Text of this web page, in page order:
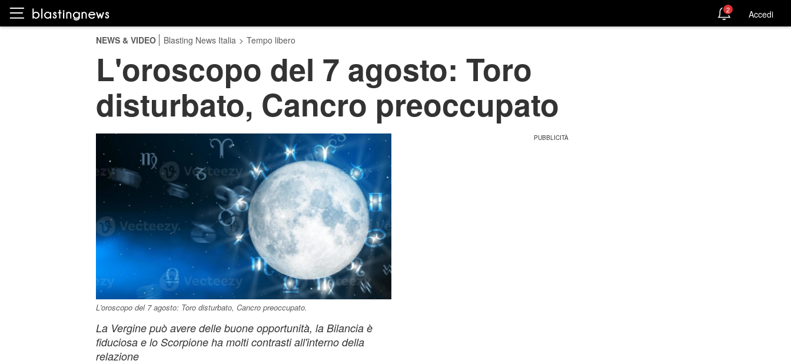
2 Accedi
NEWS & VIDEO Blasting News Italia > Tempo libero
L'oroscopo del 7 agosto: Toro
disturbato, Cancro preoccupato
L'oroscopo del 7 agosto: Toro disturbato, Cancro preoccupato.
La Vergine può avere delle buone opportunità, la Bilancia è
fiduciosa e lo Scorpione ha molti contrasti all'interno della
relazione